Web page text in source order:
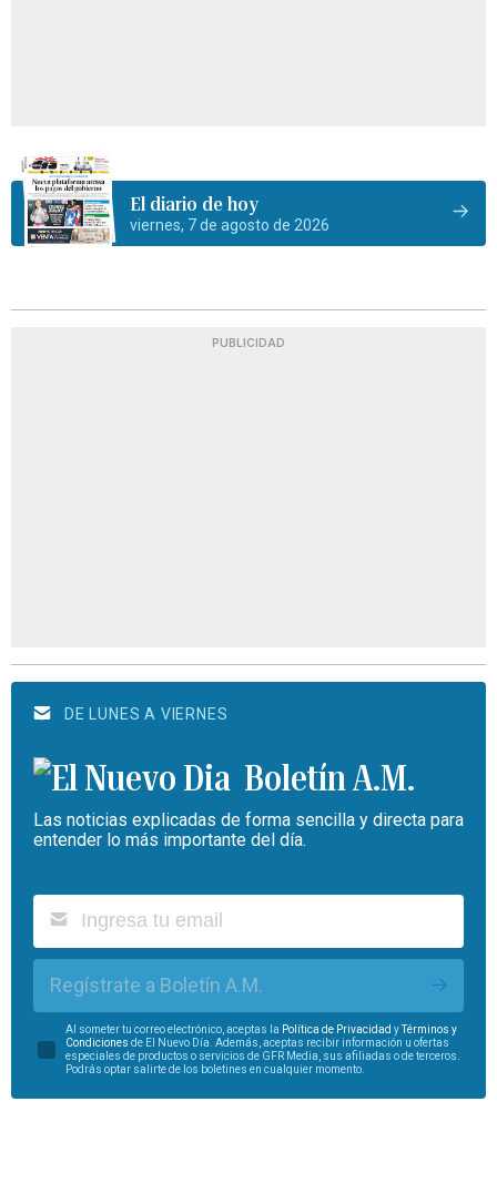
El diario de hoy
viernes, 7 de agosto de 2026
PUBLICIDAD
DE LUNES A VIERNES
Boletín A.M.
Las noticias explicadas de forma sencilla y directa para
entender lo más importante del día.
Regístrate a Boletín A.M.
Al someter tu correo electrónico, aceptas la Política de Privacidad yTérminos y
Condiciones de El Nuevo Día. Además, aceptas recibir información u ofertas
especiales de productos o servicios de GFR Media, sus afiliadas o de terceros.
Podrás optar salirte de los boletines en cualquier momento.